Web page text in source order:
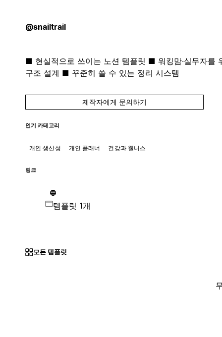
@snailtrail
■ 현실적으로 쓰이는 노션 템플릿 ■ 워킹맘·실무자를
구조 설계 ■ 꾸준히 쓸 수 있는 정리 시스템
제작자에게 문의하기
인기 카테고리
개인 생산성 개인 플래너 건강과 웰니스
링크
템플릿 1개
모든 템플릿